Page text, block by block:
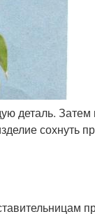
деталь. Затем
сохнуть